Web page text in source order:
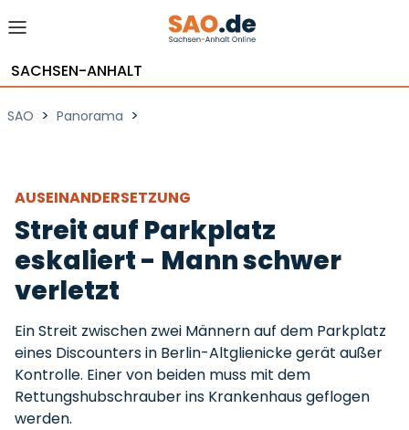
SACHSEN-ANHALT
SAO > Panorama >
AUSEINANDERSETZUNG
Streit auf Parkplatz
eskaliert - Mann schwer
verletzt
Ein Streit zwischen zwei Männern auf dem Parkplatz
eines Discounters in Berlin-Altglienicke gerät außer
Kontrolle. Einer von beiden muss mit dem
Rettungshubschrauber ins Krankenhaus geflogen
werden.